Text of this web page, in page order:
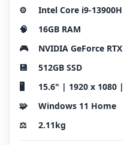
⚙️
Intel Core i9-13900H
🧠
16GB RAM
🎮
NVIDIA GeForce
💾
512GB SSD
🖥️
15.6" | 1920 x 1080
🧩
Windows 11 Home
⚖️
2.11kg